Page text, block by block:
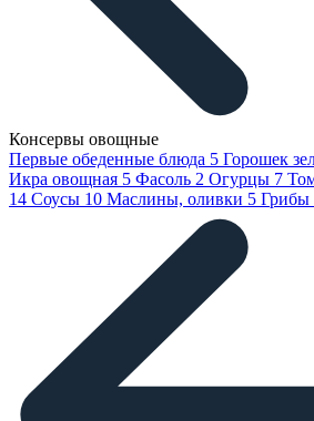
Консервы овощные
Первые обеденные блюда 5 Горошек
Икра овощная 5 Фасоль 2 Огурцы 7
14 Соусы 10 Маслины, оливки 5 Грибы